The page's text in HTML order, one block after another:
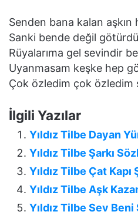
Senden bana kalan aşkın
Sanki bende değil
Rüyalarıma gel sevindir
Uyanmasam keşke hep
Çok özledim çok özledim
İlgili Yazılar
Yıldız Tilbe Dayan
Yıldız Tilbe Şarkı
Yıldız Tilbe Çat Kapı
Yıldız Tilbe Aşk
Yıldız Tilbe Sev Beni